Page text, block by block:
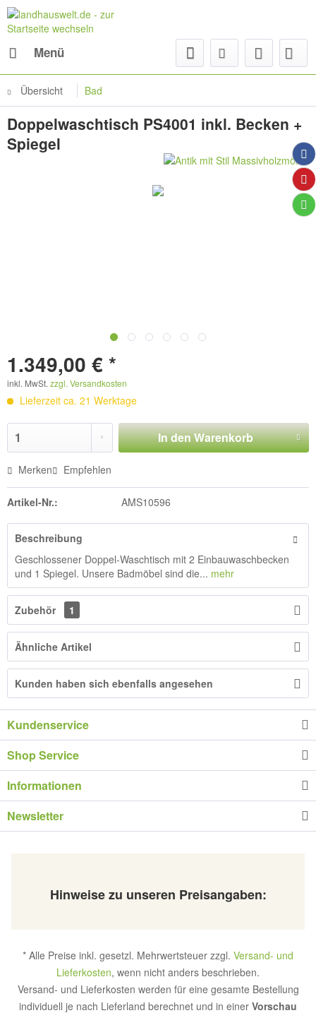
Menü
Übersicht Bad
Doppelwaschtisch PS4001 inkl. Becken +
Spiegel
1.349,00 € *
inkl. MwSt. zzgl. Versandkosten
Lieferzeit ca. 21 Werktage
In denWarenkorb
Merken Empfehlen
Artikel-Nr.: AMS10596
Beschreibung
Geschlossener Doppel-Waschtisch mit 2 Einbauwaschbecken
und 1 Spiegel. Unsere Badmöbel sind die... mehr
Zubehör 1
Ähnliche Artikel
Kunden haben sich ebenfalls angesehen
Kundenservice
Shop Service
Informationen
Newsletter
Hinweise zu unseren Preisangaben:
* Alle Preise inkl. gesetzl. Mehrwertsteuer zzgl. Versand- und
Lieferkosten, wenn nicht anders beschrieben.
Versand- und Lieferkosten werden für eine gesamte Bestellung
individuell je nach Lieferland berechnet und in einer Vorschau